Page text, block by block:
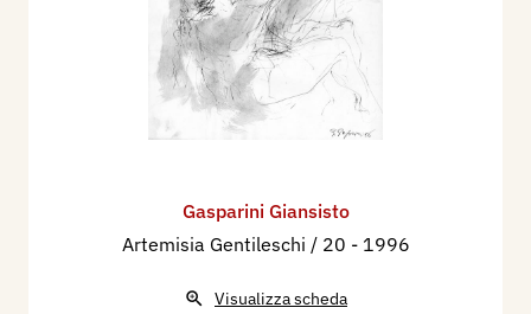
Gasparini Giansisto
Artemisia Gentileschi / 20 - 1996
Visualizza scheda